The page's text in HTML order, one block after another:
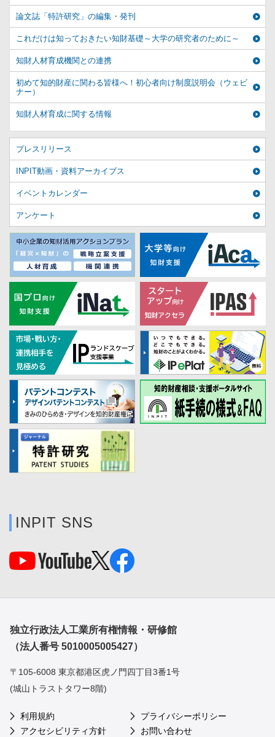
論文誌「特許研究」の編集・発刊
これだけは知っておきたい知財基礎～大学の研究者のために～
知財人材育成機関との連携
初めて知的財産に関わる皆様へ！初心者向け制度説明会（ウェビ
ナー）
知財人材育成に関する情報
プレスリリース
INPIT動画・資料アーカイブス
イベントカレンダー
アンケート
INPIT SNS
独立行政法人工業所有権情報・研修館
（法人番号 5010005005427）
〒105-6008 東京都港区虎ノ門四丁目3番1号
(城山トラストタワー8階)
利用規約
プライバシーポリシー
アクセシビリティ方針
お問い合わせ